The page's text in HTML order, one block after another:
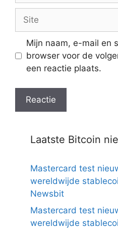
Site
Mijn naam, e-mail en
browser voor de
een reactie plaats.
Laatste Bitcoin
Mastercard test
wereldwijde
Newsbit
Mastercard test
wereldwijde